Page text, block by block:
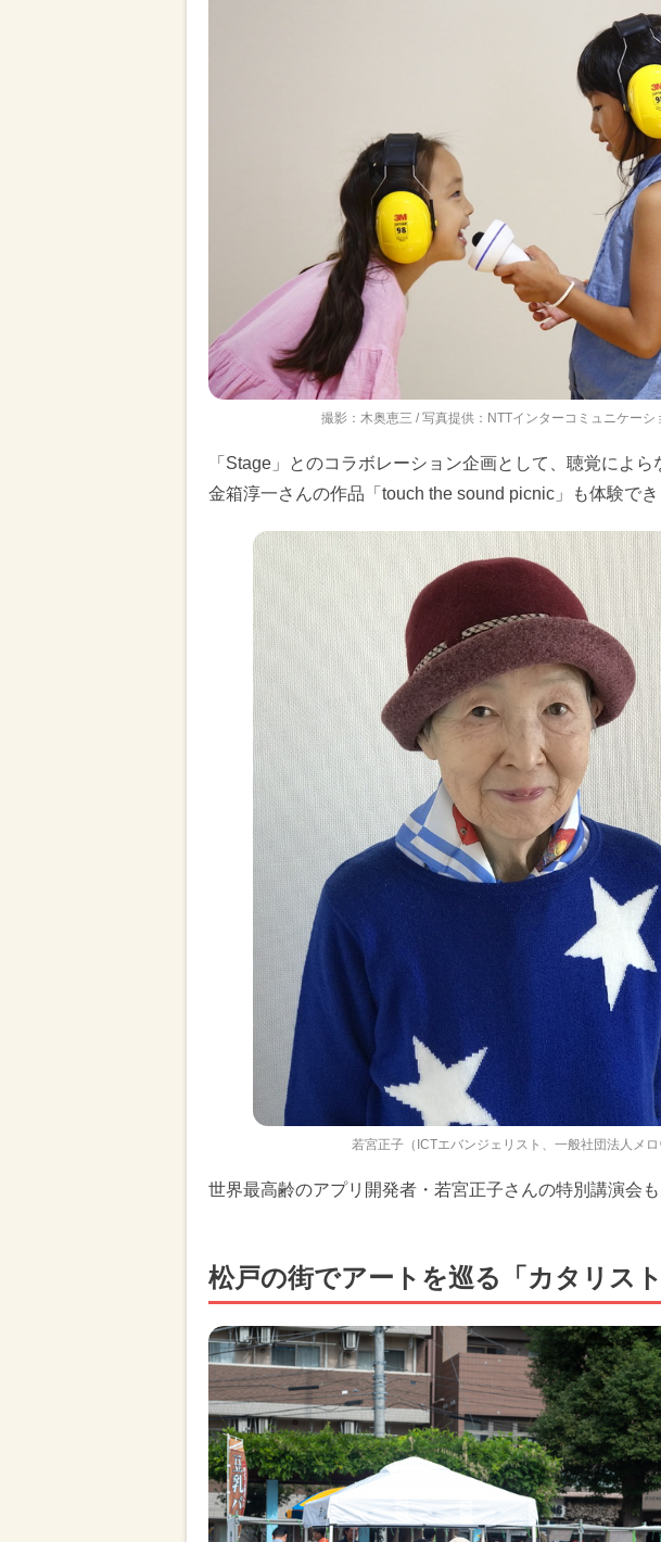
撮影：木奥恵三 / 写真提供：NTTインターコミュニケーシ
「Stage」とのコラボレーション企画として、聴覚によ
金箱淳一さんの作品「touch the sound picnic」も体験でき
若宮正子（ICTエバンジェリスト、一般社団法人メロ
世界最高齢のアプリ開発者・若宮正子さんの特別講演会も
松戸の街でアートを巡る「カタリスト